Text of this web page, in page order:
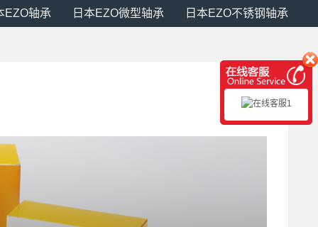
EZO轴承 日本EZO微型轴承 日本EZO不锈钢轴承